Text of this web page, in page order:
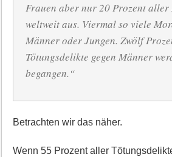
Frauen aber nur 20 Prozent
weltweit aus. Viermal so viele
Männer oder Jungen. Zwölf
Tötungsdelikte gegen Männer
begangen.“
Betrachten wir das näher.
Wenn 55 Prozent aller